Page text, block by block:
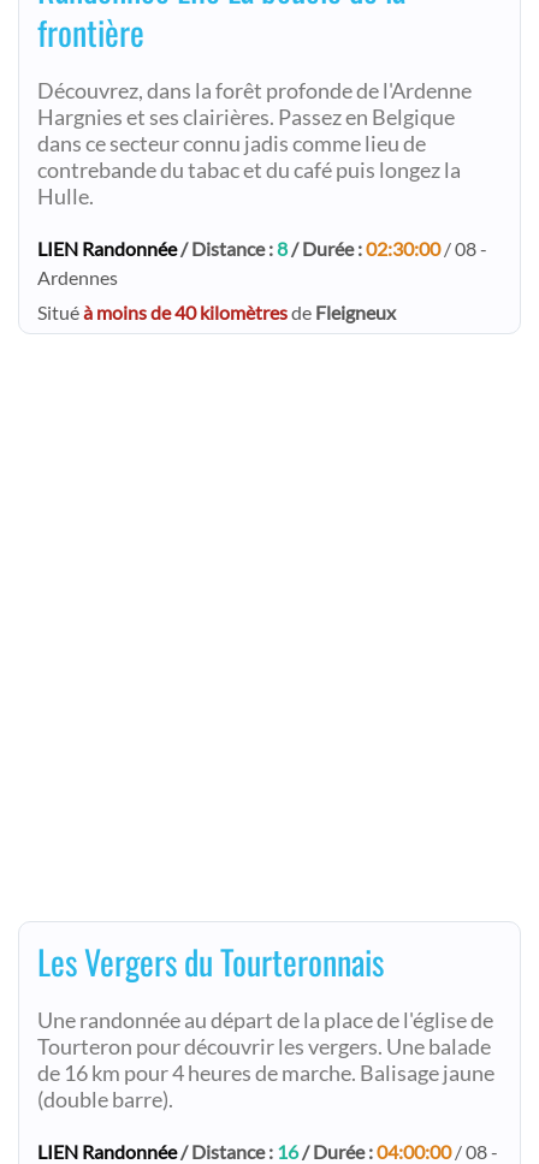
frontière
Découvrez, dans la forêt profonde de l'Ardenne
Hargnies et ses clairières. Passez en Belgique
dans ce secteur connu jadis comme lieu de
contrebande du tabac et du café puis longez la
Hulle.
LIEN Randonnée/ Distance :8/ Durée :02:30:00/ 08 -
Ardennes
Situéà moins de 40 kilomètresde Fleigneux
Les Vergers du Tourteronnais
Une randonnée au départ de la place de l'église de
Tourteron pour découvrir les vergers. Une balade
de 16 km pour 4 heures de marche. Balisage jaune
(double barre).
LIEN Randonnée/ Distance : 16/ Durée :04:00:00/ 08 -